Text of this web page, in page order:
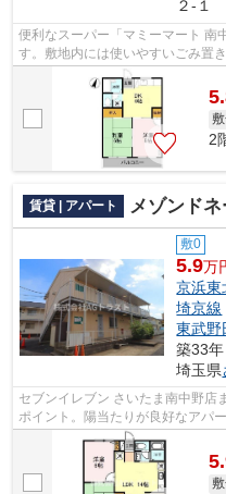
２-１
便利なスーパー「マミーマート 南
す。敷地内には使いやすいごみ置
ードでお支払いいただける物件で
2
賃貸 | アパート メゾンド
敷0
5.9万
京浜東
埼京線
東武野
築33
埼玉県
セブンイレブン さいたま南中野店
ポイント。陽当たりが良好なアパ
となっています。初期費用のカード